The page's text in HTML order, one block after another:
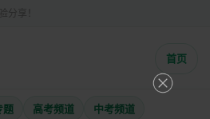
首页
题 高考频道 中考频道